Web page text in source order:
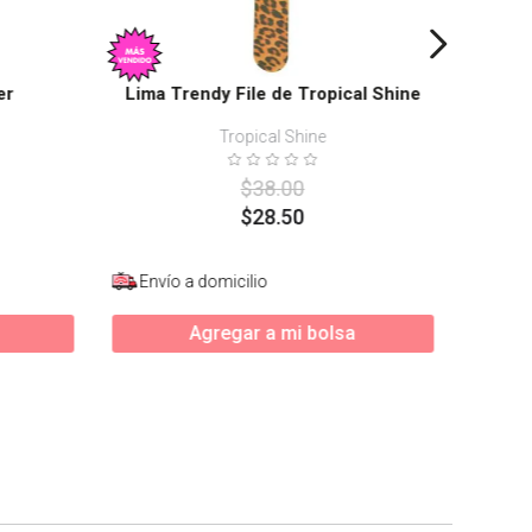
Lima Trendy File de Tropical Shine
Tropical Shine
$38.00
$28.50
Envío a domicilio
Agregar a mi bolsa